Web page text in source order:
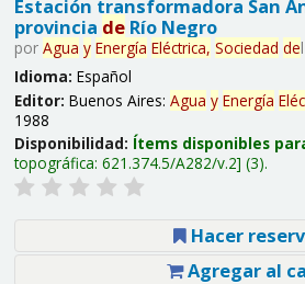
Estación transformadora San
provincia deRío Negro
por Agua y Energía Eléctrica, Sociedad del
Idioma: Español
Editor: Buenos Aires: Agua y Energía
1988
Disponibilidad: Ítems disponibles
topográfica: 621.374.5/A282/v.2 (3).
Hacer
Agregar al